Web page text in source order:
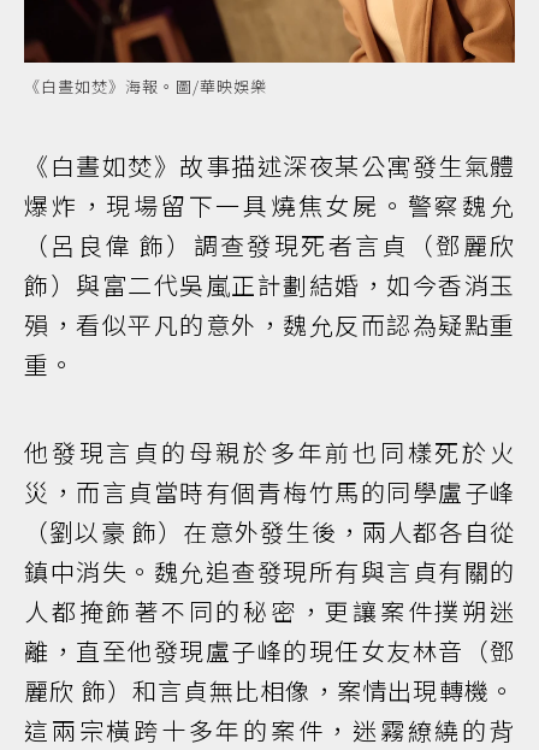
《白晝如焚》海報。圖/華映娛樂
《白晝如焚》故事描述深夜某公寓發生氣體
爆炸，現場留下一具燒焦女屍。警察魏允
（呂良偉 飾）調查發現死者言貞（鄧麗欣
飾）與富二代吳嵐正計劃結婚，如今香消玉
殞，看似平凡的意外，魏允反而認為疑點重
重。
他發現言貞的母親於多年前也同樣死於火
災，而言貞當時有個青梅竹馬的同學盧子峰
（劉以豪 飾）在意外發生後，兩人都各自從
鎮中消失。魏允追查發現所有與言貞有關的
人都掩飾著不同的秘密，更讓案件撲朔迷
離，直至他發現盧子峰的現任女友林音（鄧
麗欣 飾）和言貞無比相像，案情出現轉機。
這兩宗橫跨十多年的案件，迷霧繚繞的背